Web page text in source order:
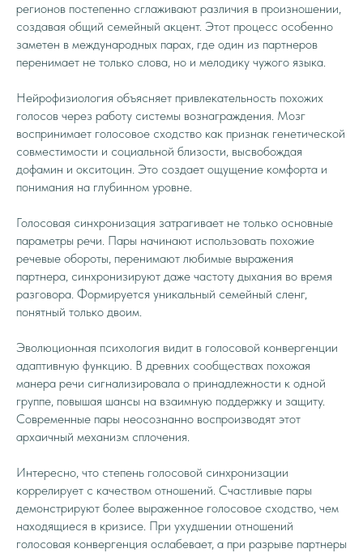
регионов постепенно сглаживают различия в произношении,
создавая общий семейный акцент. Этот процесс особенно
заметен в международных парах, где один из партнеров
перенимает не только слова, но и мелодику чужого языка.
Нейрофизиология объясняет привлекательность похожих
голосов через работу системы вознаграждения. Мозг
воспринимает голосовое сходство как признак генетической
совместимости и социальной близости, высвобождая
дофамин и окситоцин. Это создает ощущение комфорта и
понимания на глубинном уровне.
Голосовая синхронизация затрагивает не только основные
параметры речи. Пары начинают использовать похожие
речевые обороты, перенимают любимые выражения
партнера, синхронизируют даже частоту дыхания во время
разговора. Формируется уникальный семейный сленг,
понятный только двоим.
Эволюционная психология видит в голосовой конвергенции
адаптивную функцию. В древних сообществах похожая
манера речи сигнализировала о принадлежности к одной
группе, повышая шансы на взаимную поддержку и защиту.
Современные пары неосознанно воспроизводят этот
архаичный механизм сплочения.
Интересно, что степень голосовой синхронизации
коррелирует с качеством отношений. Счастливые пары
демонстрируют более выраженное голосовое сходство, чем
находящиеся в кризисе. При ухудшении отношений
голосовая конвергенция ослабевает, а при разрыве партнеры